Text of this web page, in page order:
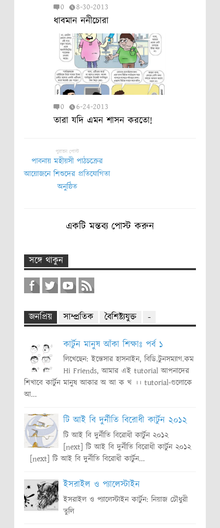
0 8-30-2013
ধাবমান ননীচোরা
0 6-24-2013
তারা যদি এমন শাসন করতো!
পুরাতন পোস্ট
পাবনায় মহীয়সী পাঠচক্রের
আয়োজনে শিশুদের প্রতিযোগিতা
অনুষ্ঠিত
একটি মন্তব্য পোস্ট করুন
সঙ্গে থাকুন
জনপ্রিয় সাম্প্রতিক বৈশিষ্ট্যযুক্ত -
কার্টুন মানুষ আঁকা শিক্ষাঃ পর্ব ১
লিখেছেন: ইন্তেসার হাসনাইন, বিডি.টুনসম্যাগ.কম
Hi Friends, আমার এই tutorial আপনাদের
শিখাবে কার্টুন মানুষ আকার অ আ ক খ ।। tutorial-গুলোকে
আ...
টি আই বি দুর্নীতি বিরোধী কার্টুন ২০১২
টি আই বি দুর্নীতি বিরোধী কার্টুন ২০১২
[next] টি আই বি দুর্নীতি বিরোধী কার্টুন ২০১২
[next] টি আই বি দুর্নীতি বিরোধী কার্টুন...
ইসরাইল ও প্যালেস্টাইন
ইসরাইল ও প্যালেস্টাইন কার্টুন: নিয়াজ চৌধুরী
তুলি